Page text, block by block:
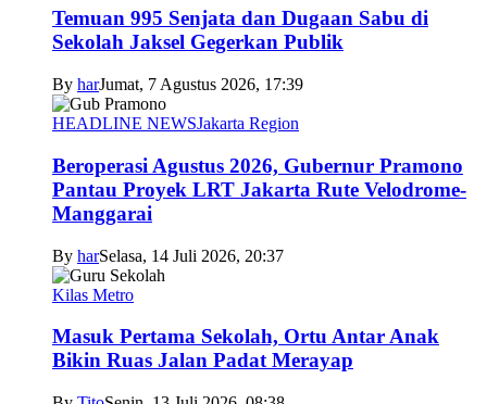
Temuan 995 Senjata dan Dugaan Sabu di
Sekolah Jaksel Gegerkan Publik
By harJumat, 7 Agustus 2026, 17:39
HEADLINE NEWSJakarta Region
Beroperasi Agustus 2026, Gubernur Pramono
Pantau Proyek LRT Jakarta Rute Velodrome-
Manggarai
By harSelasa, 14 Juli 2026, 20:37
Kilas Metro
Masuk Pertama Sekolah, Ortu Antar Anak
Bikin Ruas Jalan Padat Merayap